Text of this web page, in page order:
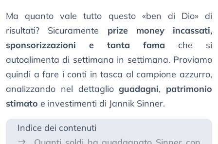
Ma quanto vale tutto questo «ben di Dio» di
risultati? Sicuramente prize money incassati,
sponsorizzazioni e tanta fama che si
autoalimenta di settimana in settimana. Proviamo
quindi a fare i conti in tasca al campione azzurro,
analizzando nel dettaglioguadagni, patrimonio
stimato e investimenti di Jannik Sinner.
Indice dei contenuti